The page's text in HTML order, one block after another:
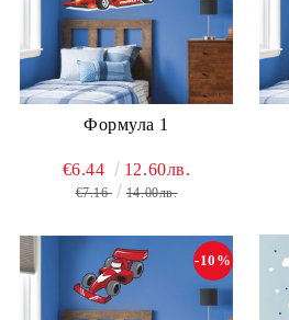
Формула 1
€6.44 12.60лв.
€7.16 14.00лв.
-10%